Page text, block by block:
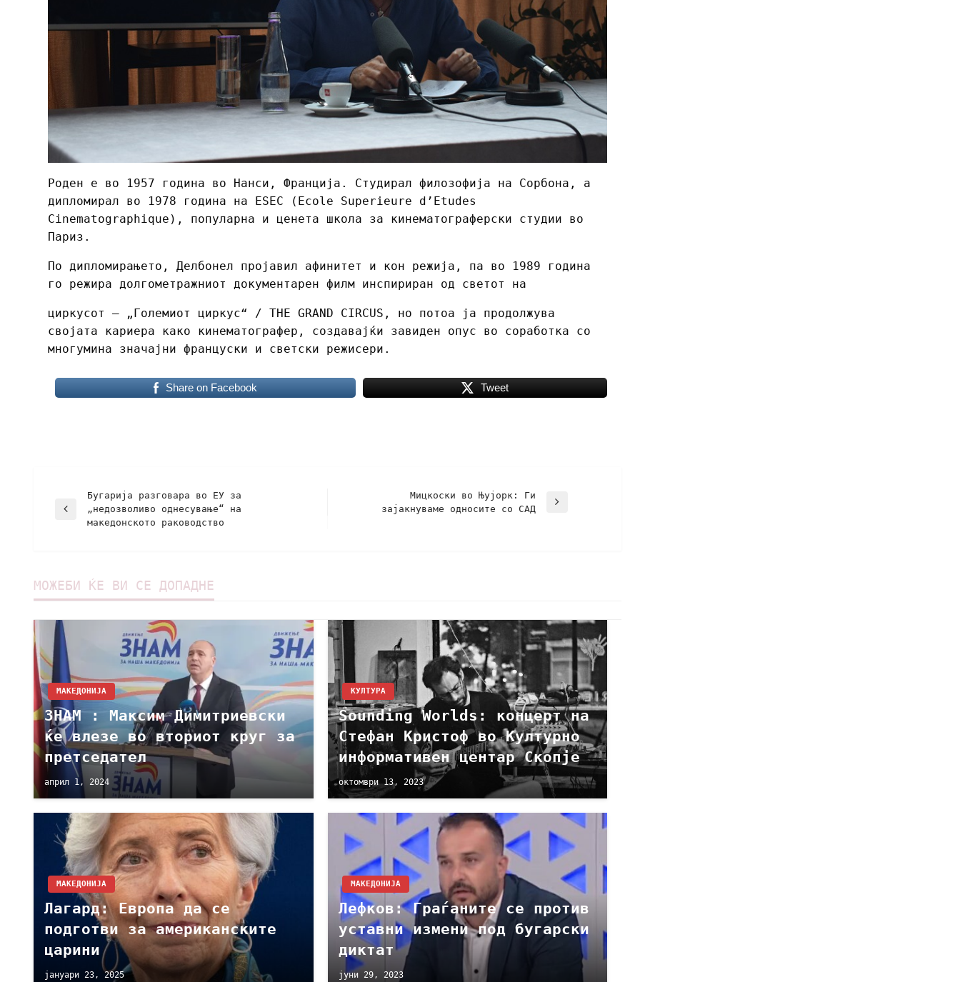
Роден е во 1957 година во Нанси, Франција. Студирал филозофија на Сорбона, а
дипломирал во 1978 година на ESEC (Ecole Superieure d’Etudes
Cinematographique), популарна и ценета школа за кинематограферски студии во
Париз.
По дипломирањето, Делбонел пројавил афинитет и кон режија, па во 1989 година
го режира долгометражниот документарен филм инспириран од светот на
циркусот – „Големиот циркус“ / THE GRAND CIRCUS, но потоа ja продолжува
својата кариера како кинематографер, создавајќи завиден опус во соработка со
многумина значајни француски и светски режисери.
Share on Facebook Tweet
Бугарија разговара во ЕУ за
„недозволиво однесување“ на
македонското раководство
Мицкоски во Њујорк: Ги
зајакнуваме односите со САД
МОЖЕБИ ЌЕ ВИ СЕ ДОПАДНЕ
МАКЕДОНИЈА
ЗНАМ : Максим Димитриевски
ќе влезе во вториот круг за
претседател
април 1, 2024
КУЛТУРА
Sounding Worlds: концерт на
Стефан Кристоф во Културно
информативен центар Скопје
октомври 13, 2023
МАКЕДОНИЈА
Лагард: Европа да се
подготви за американските
царини
јануари 23, 2025
МАКЕДОНИЈА
Лефков: Граѓаните се против
уставни измени под бугарски
диктат
јуни 29, 2023